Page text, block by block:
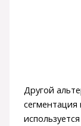
Другой
сегментация